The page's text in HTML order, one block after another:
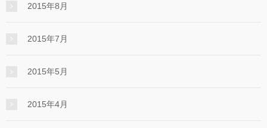
2015年8月
2015年7月
2015年5月
2015年4月